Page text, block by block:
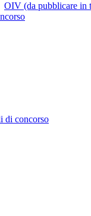
OIV (da pubblicare in
di concorso